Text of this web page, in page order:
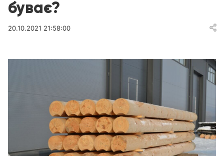
буває?
20.10.2021 21:58:00